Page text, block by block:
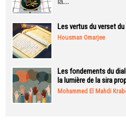
Les vertus du verset
Housman Omarjee
Les fondements du
la lumière de la sira
Mohammed El Mahdi